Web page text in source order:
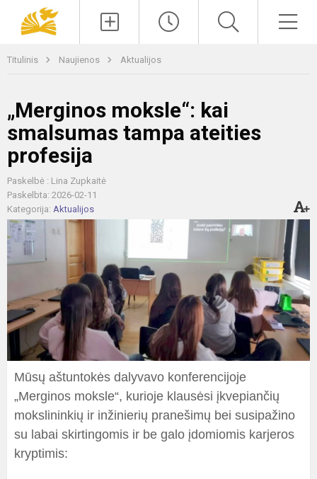
Titulinis Naujienos Aktualijos
„Merginos moksle“: kai
smalsumas tampa ateities
profesija
Paskelbė : Lina Zupkaitė
Paskelbta: 2026-02-11
Kategorija: Aktualijos
Mūsų aštuntokės dalyvavo konferencijoje
„Merginos moksle“, kurioje klausėsi įkvepiančių
mokslininkių ir inžinierių pranešimų bei susipažino
su labai skirtingomis ir be galo įdomiomis karjeros
kryptimis: